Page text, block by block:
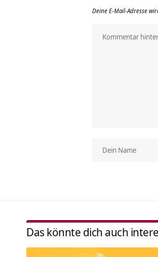
Deine E-Mail-Adresse
Das könnte dich auch